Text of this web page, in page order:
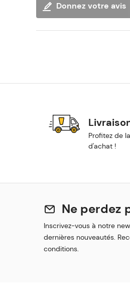
Donnez votre avis
Profitez de
d'achat !
Ne perdez
Inscrivez-vous à notre
dernières nouveautés.
conditions.